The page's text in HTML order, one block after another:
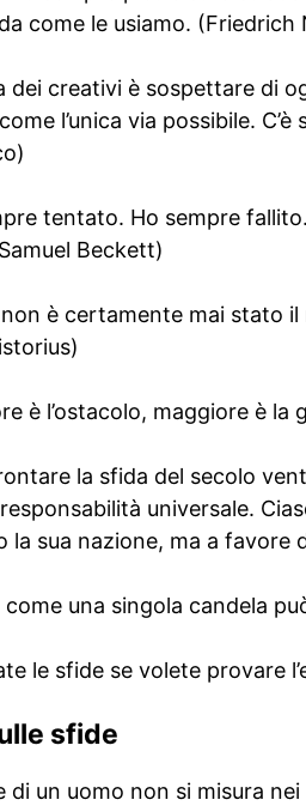
come le usiamo. (Friedrich
dei creativi è sospettare di
l’unica via possibile.
tentato. Ho sempre
Beckett)
non è certamente mai stato
è l’ostacolo, maggiore è la
la sfida del secolo
universale.
la sua nazione, ma a favore
come una singola candela
le sfide se volete provare
sfide
di un uomo non si misura